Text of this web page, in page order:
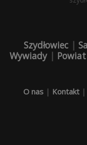
Szydłowiec |
Wywiady| Powiat
O nas| Kontakt|